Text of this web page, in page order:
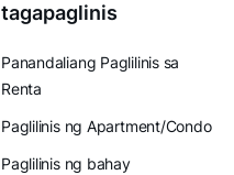
tagapaglinis
Panandaliang Paglilinis sa
Renta
Paglilinis ng Apartment/Condo
Paglilinis ng bahay